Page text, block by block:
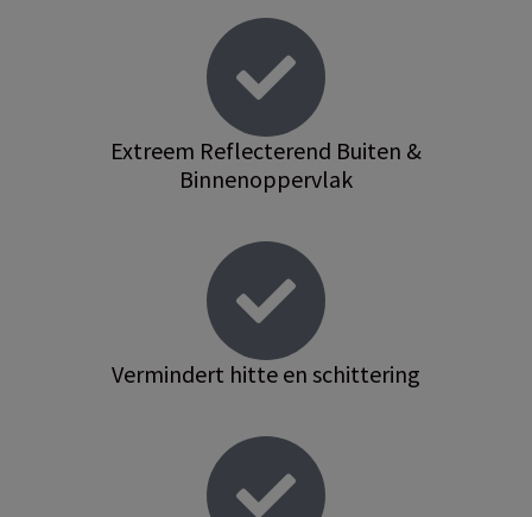
Extreem Reflecterend Buiten &
Binnenoppervlak
Vermindert hitte en schittering